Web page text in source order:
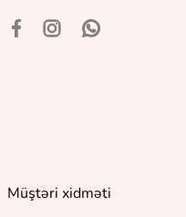
Müştəri xidməti